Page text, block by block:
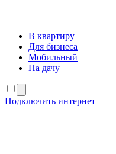
В квартиру
Для бизнеса
Мобильный
На дачу
Подключить интернет